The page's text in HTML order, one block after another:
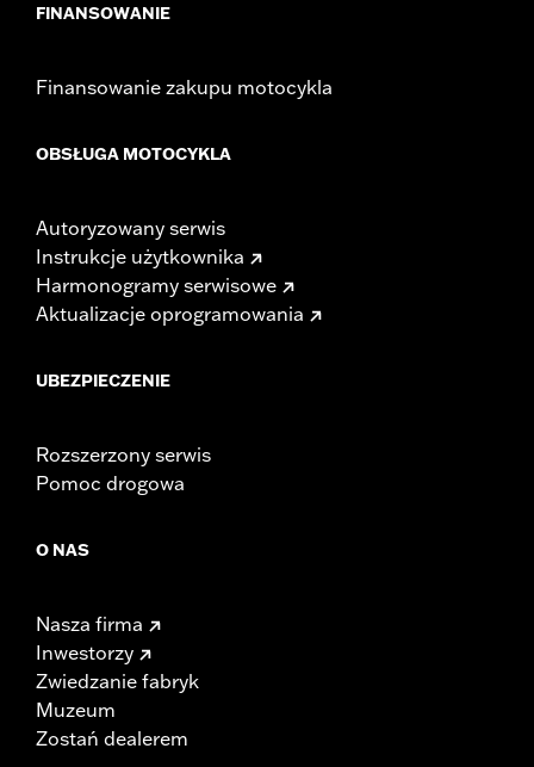
FINANSOWANIE
Finansowanie zakupu motocykla
OBSŁUGA MOTOCYKLA
Autoryzowany serwis
Instrukcje użytkownika
Harmonogramy serwisowe
Aktualizacje oprogramowania
UBEZPIECZENIE
Rozszerzony serwis
Pomoc drogowa
O NAS
Nasza firma
Inwestorzy
Zwiedzanie fabryk
Muzeum
Zostań dealerem